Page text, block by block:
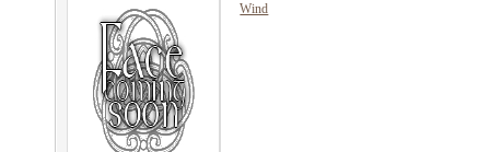
Wind